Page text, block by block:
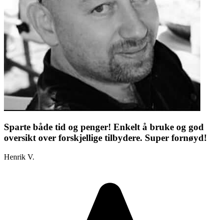
Sparte både tid og penger! Enkelt å bruke og god
oversikt over forskjellige tilbydere. Super fornøyd!
Henrik V.